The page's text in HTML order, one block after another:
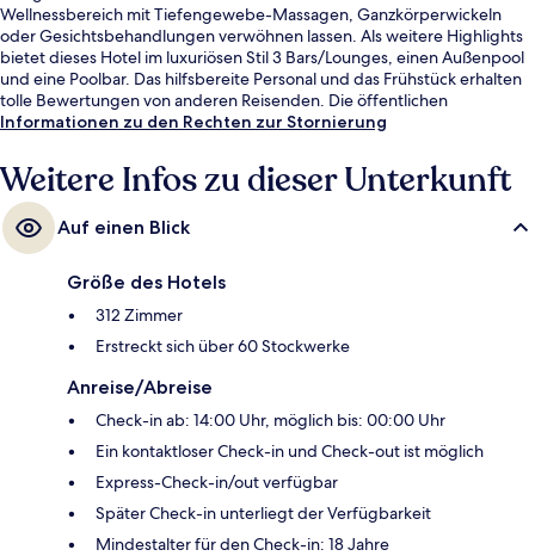
Wellnessbereich mit Tiefengewebe-Massagen, Ganzkörperwickeln
oder Gesichtsbehandlungen verwöhnen lassen. Als weitere Highlights
bietet dieses Hotel im luxuriösen Stil 3 Bars/Lounges, einen Außenpool
und eine Poolbar. Das hilfsbereite Personal und das Frühstück erhalten
tolle Bewertungen von anderen Reisenden. Die öffentlichen
Verkehrsmittel sind nur einen kurzen Fußmarsch entfernt: Zur U-Bahn-
Minuten.
Informationen zu den Rechten zur Stornierung
Weitere Infos zu dieser Unterkunft
Auf einen Blick
Größe des Hotels
312 Zimmer
Erstreckt sich über 60 Stockwerke
Anreise/Abreise
Check-in ab: 14:00 Uhr, möglich bis: 00:00 Uhr
Ein kontaktloser Check-in und Check-out ist möglich
Express-Check-in/out verfügbar
Später Check-in unterliegt der Verfügbarkeit
Mindestalter für den Check-in: 18 Jahre